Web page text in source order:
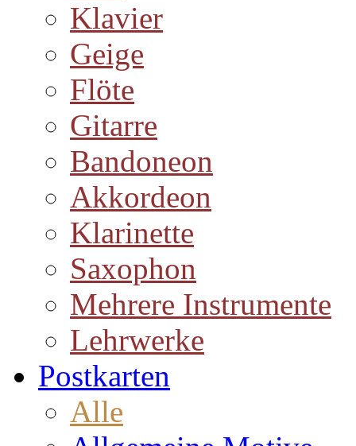
Klavier
Geige
Flöte
Gitarre
Bandoneon
Akkordeon
Klarinette
Saxophon
Mehrere Instrumente
Lehrwerke
Postkarten
Alle